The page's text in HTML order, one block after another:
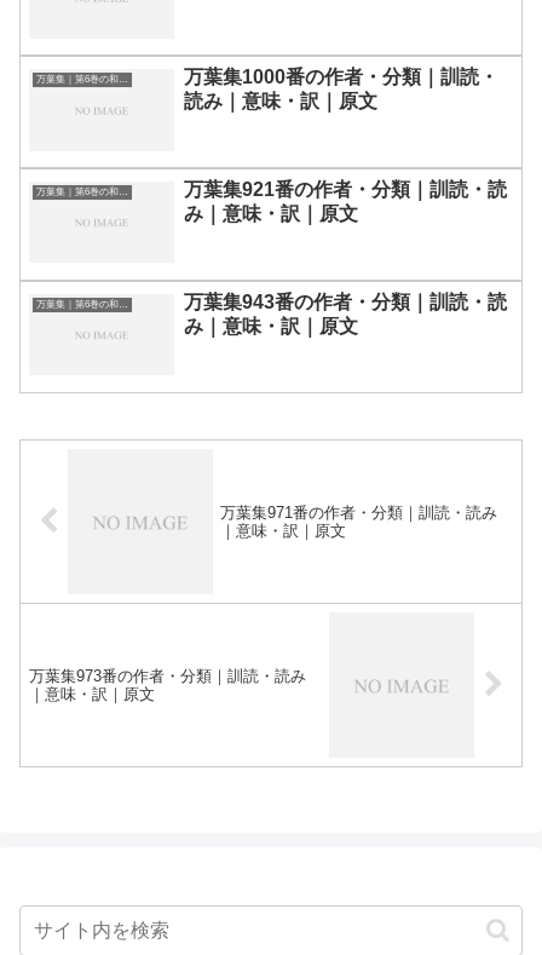
万葉集｜第6巻の和歌一覧
万葉集1000番の作者・分類｜訓読・
読み｜意味・訳｜原文
万葉集｜第6巻の和歌一覧
万葉集921番の作者・分類｜訓読・読
み｜意味・訳｜原文
万葉集943番の作者・分類｜訓読・読
み｜意味・訳｜原文
万葉集971番の作者・分類｜訓読・読み
｜意味・訳｜原文
万葉集973番の作者・分類｜訓読・読み
｜意味・訳｜原文